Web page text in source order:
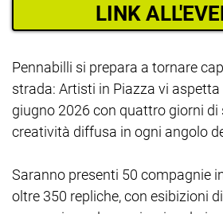
LINK
Pennabilli si prepara a tornare
strada: Artisti in Piazza vi aspetta
giugno 2026 con quattro giorni
creatività diffusa in ogni angolo
Saranno presenti 50 compagnie
oltre 350 repliche, con esibizioni